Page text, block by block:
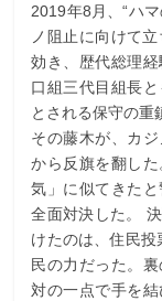
2019年8月、“ハ
ノ阻止に向けて
効き、歴代総理
口組三代目組長
とされる保守の重
その藤木が、カ
から反旗を翻し
気」に似てきた
全面対決した。
けたのは、住民
民の力だった。
対の一点で手を